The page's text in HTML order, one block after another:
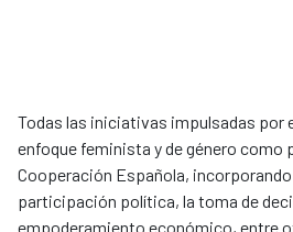
Todas las iniciativas impulsadas por
enfoque feminista y de género como
Cooperación Española,
participación política, la toma de
empoderamiento económico, entre